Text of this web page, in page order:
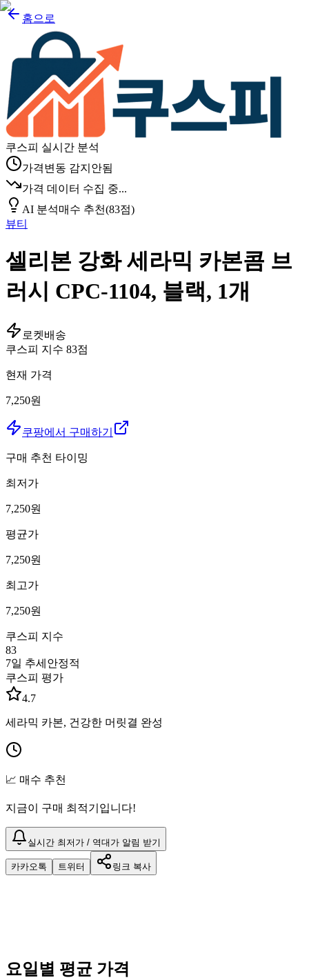
홈으로
쿠스피 실시간 분석
가격변동 감지안됨
가격 데이터 수집 중...
AI 분석매수 추천(83점)
뷰티
셀리본 강화 세라믹 카본콤 브
러시 CPC-1104, 블랙, 1개
로켓배송
쿠스피 지수 83점
현재 가격
7,250원
쿠팡에서 구매하기
구매 추천 타이밍
최저가
7,250원
평균가
7,250원
최고가
7,250원
쿠스피 지수
83
7일 추세 안정적
쿠스피 평가
4.7
세라믹 카본, 건강한 머릿결 완성
📈 매수 추천
지금이 구매 최적기입니다!
실시간 최저가 / 역대가 알림 받기
카카오톡 트위터 링크 복사
요일별 평균 가격